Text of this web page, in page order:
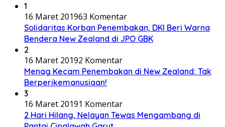
1
16 Maret 201963 Komentar
Solidaritas Korban Penembakan, DKI Beri Warna
Bendera New Zealand di JPO GBK
2
16 Maret 20192 Komentar
Menag Kecam Penembakan di New Zealand: Tak
Berperikemanusiaan!
3
16 Maret 20191 Komentar
2 Hari Hilang, Nelayan Tewas Mengambang di